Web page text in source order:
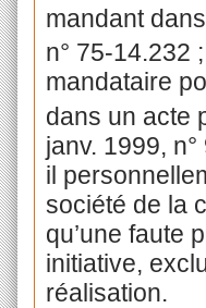
mandant
n° 75-14.232
mandataire
dans un acte
janv. 1999,
il
société de la
qu’une faute
initiative,
réalisation.